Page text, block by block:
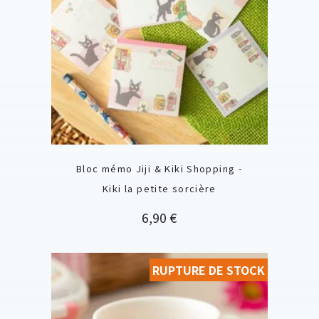
Bloc mémo Jiji & Kiki Shopping -
Kiki la petite sorcière
Prix
6,90 €
RUPTURE DE STOCK